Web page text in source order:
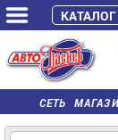
СЕТЬ
КАТАЛОГ